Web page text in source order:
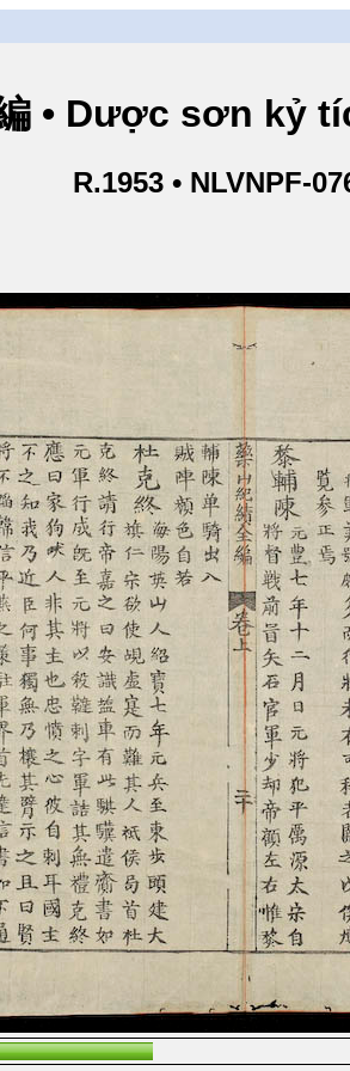
• Dược sơn kỷ
R.1953 • NLVNPF-